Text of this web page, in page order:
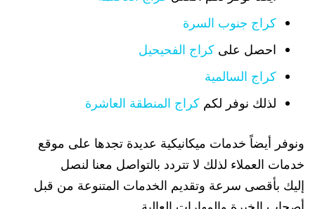
كراج جنوب السرة
احصل على كراج الفحيحيل
كراج السالمية
لذلك نوفر لكم كراج المنطقة العاشرة
ونوفر أيضاً خدمات ميكانيكية عديدة تجدها على موقع
خدمات العملاء لذلك لا تتردد بالتواصل معنا لنصل
إليك بأقصى سرعة وتقديم الخدمات المتنوعة من قبل